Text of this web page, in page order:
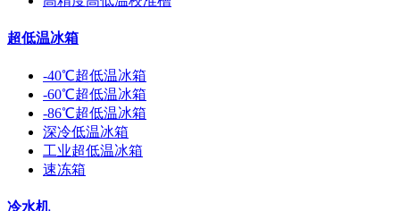
超低温冰箱
-40℃超低温冰箱
-60℃超低温冰箱
-86℃超低温冰箱
深冷低温冰箱
工业超低温冰箱
速冻箱
冷水机